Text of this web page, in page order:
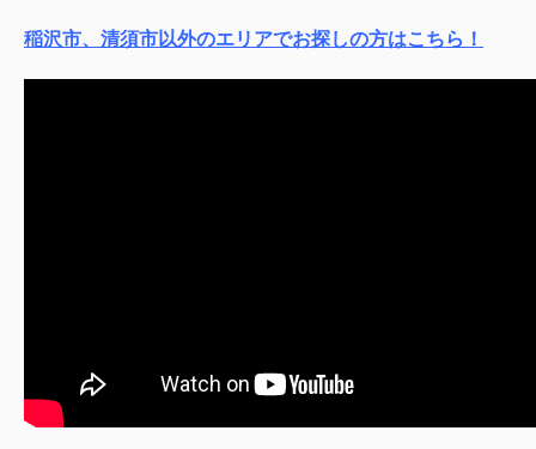
稲沢市、清須市以外のエリアでお探しの方はこちら！